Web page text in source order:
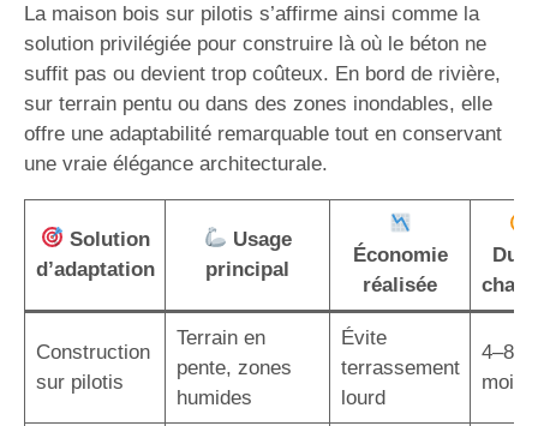
La maison bois sur pilotis s’affirme ainsi comme la
solution privilégiée pour construire là où le béton ne
suffit pas ou devient trop coûteux. En bord de rivière,
sur terrain pentu ou dans des zones inondables, elle
offre une adaptabilité remarquable tout en conservant
une vraie élégance architecturale.
Solution
d’adaptation
Usage
principal
Économie
réalisée
Construction
sur pilotis
Terrain en
pente, zones
humides
Évite
terrassement
lourd
4–8
mois